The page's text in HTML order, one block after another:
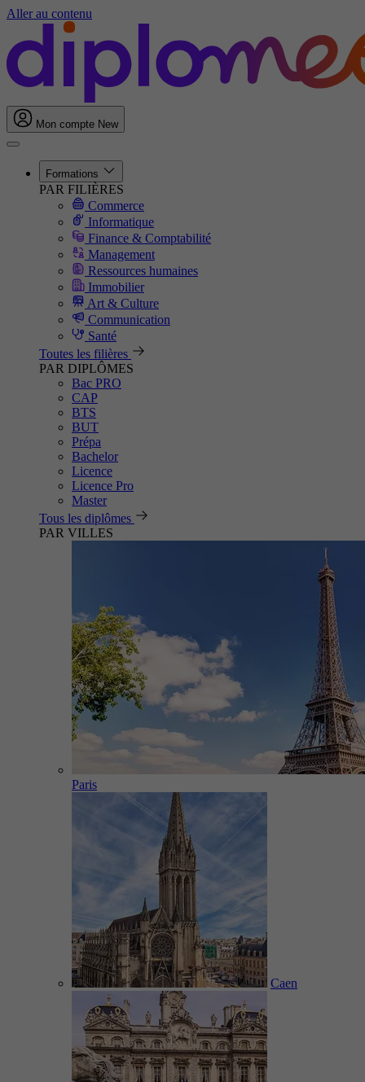
Aller au contenu
Mon compte New
Formations
PAR FILIÈRES
Commerce
Informatique
Finance & Comptabilité
Management
Ressources humaines
Immobilier
Art & Culture
Communication
Santé
Toutes les filières
PAR DIPLÔMES
Bac PRO
CAP
BTS
BUT
Prépa
Bachelor
Licence
Licence Pro
Master
Tous les diplômes
PAR VILLES
Paris
Caen